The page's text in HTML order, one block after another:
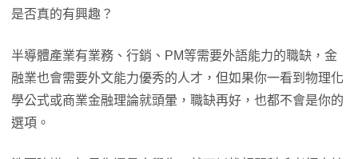
是否真的有興趣？
半導體產業有業務、行銷、PM等需要外語能力的職缺，金
融業也會需要外文能力優秀的人才，但如果你一看到物理化
學公式或商業金融理論就頭暈，職缺再好，也都不會是你的
選項。